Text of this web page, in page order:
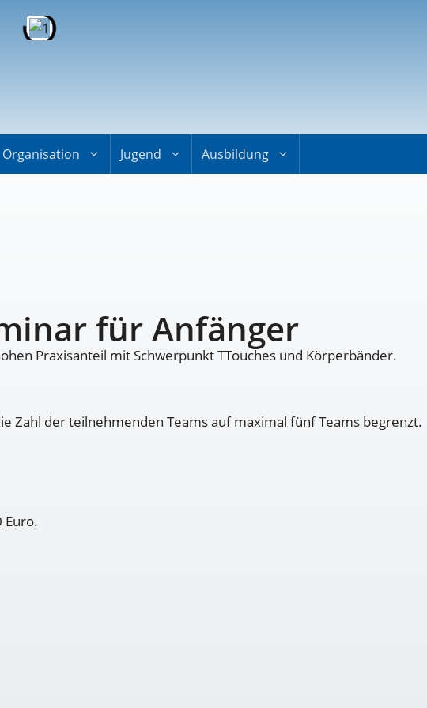
Organisation Jugend Ausbildung
für Anfänger
Praxisanteil mit Schwerpunkt TTouches und Körperbänder.
Zahl der teilnehmenden Teams auf maximal fünf Teams begrenzt.
Euro.